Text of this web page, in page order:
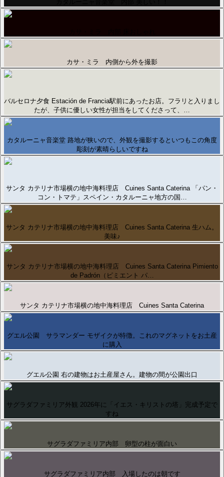
カサ・ミラ 内側から外を撮影
バルセロナ夕食 Estación de Francia駅前にあったお店。フラリと入りまし
たが、子供に優しい女性が担当をしてくださって、…
カタルーニャ音楽堂 路地が狭いので、外観を撮影するといつもこの角度
彫刻が素晴らしいですね
サンタ カテリナ市場横の地中海料理店 Cuines Santa Caterina 「パン・
コン・トマテ」スペイン・カタルーニャ地方の国…
サンタ カテリナ市場横の地中海料理店 Cuines Santa Caterina 生ハム。
美味♪
サンタ カテリナ市場横の地中海料理店 Cuines Santa Caterina Pimiento
de Padrón（ピミエント パ…
サンタ カテリナ市場横の地中海料理店 Cuines Santa Caterina
グエル公園 サラマンダー モザイクが特徴。これのマグネットをお土産
に購入
グエル公園 右の建物はお土産屋さん。建物の間が公園出口
サグラダファミリア外観 2026年に「イエス・キリストの塔」完成予定で
すね
サグラダファミリア内部 卵型の柱が面白い
サグラダファミリア内部 入場したのは朝です